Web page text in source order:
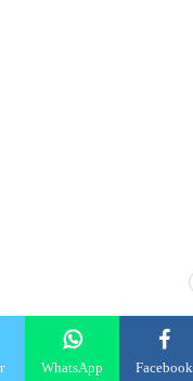
Facebook
WhatsApp